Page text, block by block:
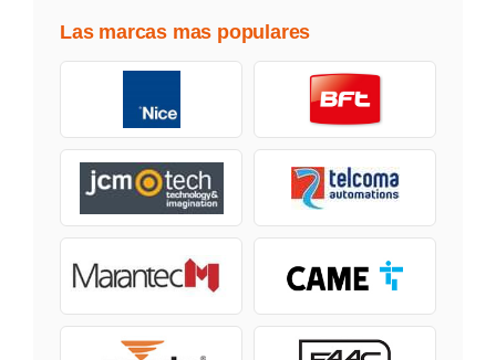
Las marcas mas populares